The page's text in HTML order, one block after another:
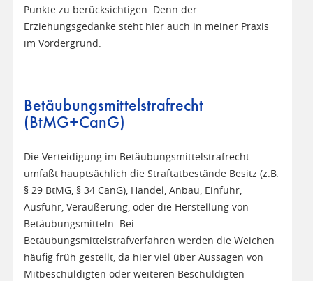
Punkte zu berücksichtigen. Denn der
Erziehungsgedanke steht hier auch in meiner Praxis
im Vordergrund.
Betäubungsmittelstrafrecht
(BtMG+CanG)
Die Verteidigung im Betäubungsmittelstrafrecht
umfaßt hauptsächlich die Straftatbestände Besitz (z.B.
§ 29 BtMG, § 34 CanG), Handel, Anbau, Einfuhr,
Ausfuhr, Veräußerung, oder die Herstellung von
Betäubungsmitteln. Bei
Betäubungsmittelstrafverfahren werden die Weichen
häufig früh gestellt, da hier viel über Aussagen von
Mitbeschuldigten oder weiteren Beschuldigten